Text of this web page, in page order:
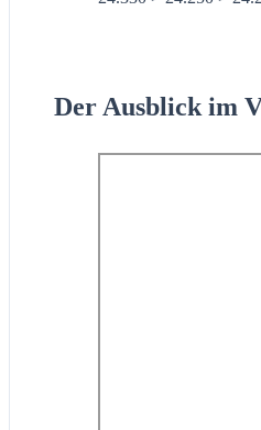
Der Ausblick im